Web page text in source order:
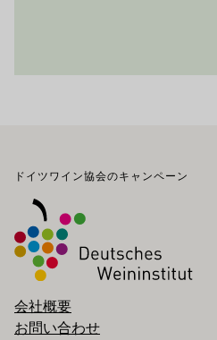
フッター
ドイツワイン協会のキャンペーン
会社概要
お問い合わせ